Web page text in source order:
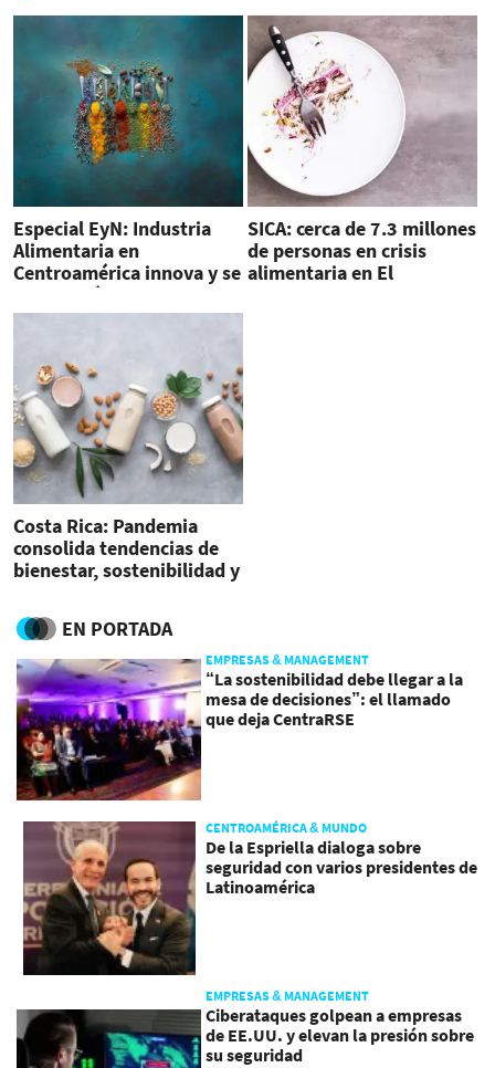
Especial EyN: Industria
Alimentaria en
Centroamérica innova y se
vuelve más saludable
SICA: cerca de 7.3 millones
de personas en crisis
alimentaria en El
Costa Rica: Pandemia
consolida tendencias de
bienestar, sostenibilidad y
industria alimentaria
EN PORTADA
EMPRESAS & MANAGEMENT
“La sostenibilidad debe llegar a la
mesa de decisiones”: el llamado
que deja CentraRSE
CENTROAMÉRICA & MUNDO
De la Espriella dialoga sobre
seguridad con varios presidentes de
Latinoamérica
EMPRESAS & MANAGEMENT
Ciberataques golpean a empresas
de EE.UU. y elevan la presión sobre
su seguridad